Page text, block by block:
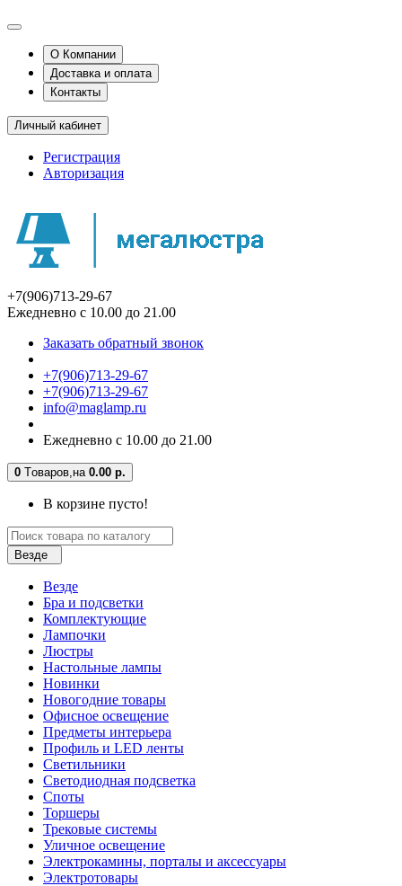
О Компании
Доставка и оплата
Контакты
Личный кабинет
Регистрация
Авторизация
+7(906)713-29-67
Ежедневно с 10.00 до 21.00
Заказать обратный звонок
+7(906)713-29-67
+7(906)713-29-67
info@maglamp.ru
Ежедневно с 10.00 до 21.00
0 Tоваров,на 0.00 р.
В корзине пусто!
Везде
Везде
Бра и подсветки
Комплектующие
Лампочки
Люстры
Настольные лампы
Новинки
Новогодние товары
Офисное освещение
Предметы интерьера
Профиль и LED ленты
Светильники
Светодиодная подсветка
Споты
Торшеры
Трековые системы
Уличное освещение
Электрокамины, порталы и аксессуары
Электротовары